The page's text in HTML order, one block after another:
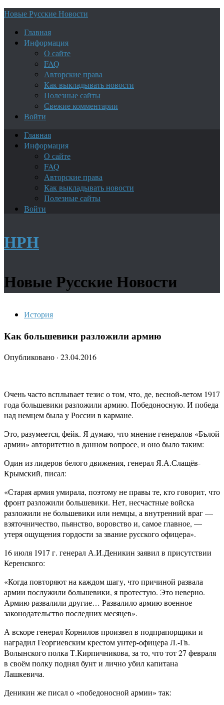
Новые Русские Новости
Главная
Информация
О сайте
FAQ
Авторские права
Как выкладывать новости
Полезные сайты
Свежие комментарии
Войти
Главная
Информация
О сайте
FAQ
Авторские права
Как выкладывать новости
Полезные сайты
Войти
НРН
Новые Русские Новости
История
Как большевики разложили армию
Опубликовано · 23.04.2016
Очень часто всплывает тезис о том, что, де, весной-летом 1917
года большевики разложили армию. Победоносную. И победа
над немцем была у России в кармане.
Это, разумеется, фейк. Я думаю, что мнение генералов «Бълой
армии» авторитетно в данном вопросе, и оно было таким:
Один из лидеров белого движения, генерал Я.А.Слащёв-
Крымский, писал:
«Старая армия умирала, поэтому не правы те, кто говорит, что
фронт разложили большевики. Нет, несчастные войска
разложили не большевики или немцы, а внутренний враг —
взяточничество, пьянство, воровство и, самое главное, —
утеря ощущения гордости за звание русского офицера».
16 июля 1917 г. генерал А.И.Деникин заявил в присутствии
Керенского:
«Когда повторяют на каждом шагу, что причиной развала
армии послужили большевики, я протестую. Это неверно.
Армию развалили другие… Развалило армию военное
законодательство последних месяцев».
А вскоре генерал Корнилов произвел в подпрапорщики и
наградил Георгиевским крестом унтер-офицера Л.-Гв.
Волынского полка Т.Кирпичникова, за то, что тот 27 февраля
в своём полку поднял бунт и лично убил капитана
Лашкевича.
Деникин же писал о «победоносной армии» так: